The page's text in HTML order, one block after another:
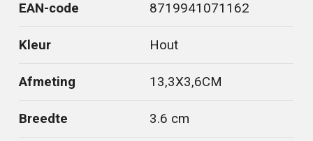
EAN-code 8719941071162
Kleur Hout
Afmeting 13,3X3,6CM
Breedte 3.6 cm